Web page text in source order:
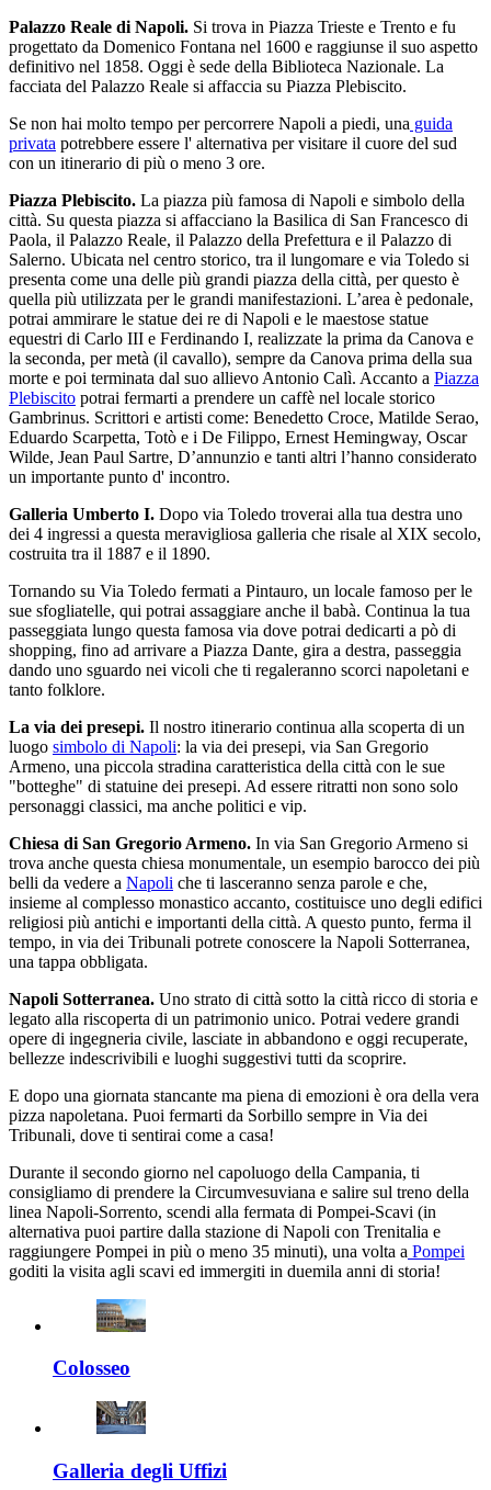
Palazzo Reale di Napoli. Si trova in Piazza Trieste e Trento e fu
progettato da Domenico Fontana nel 1600 e raggiunse il suo aspetto
definitivo nel 1858. Oggi è sede della Biblioteca Nazionale. La
facciata del Palazzo Reale si affaccia su Piazza Plebiscito.
Se non hai molto tempo per percorrere Napoli a piedi, una guida
privata potrebbere essere l' alternativa per visitare il cuore del sud
con un itinerario di più o meno 3 ore.
Piazza Plebiscito. La piazza più famosa di Napoli e simbolo della
città. Su questa piazza si affacciano la Basilica di San Francesco di
Paola, il Palazzo Reale, il Palazzo della Prefettura e il Palazzo di
Salerno. Ubicata nel centro storico, tra il lungomare e via Toledo si
presenta come una delle più grandi piazza della città, per questo è
quella più utilizzata per le grandi manifestazioni. L’area è pedonale,
potrai ammirare le statue dei re di Napoli e le maestose statue
equestri di Carlo III e Ferdinando I, realizzate la prima da Canova e
la seconda, per metà (il cavallo), sempre da Canova prima della sua
morte e poi terminata dal suo allievo Antonio Calì. Accanto a Piazza
Plebiscito potrai fermarti a prendere un caffè nel locale storico
Gambrinus. Scrittori e artisti come: Benedetto Croce, Matilde Serao,
Eduardo Scarpetta, Totò e i De Filippo, Ernest Hemingway, Oscar
Wilde, Jean Paul Sartre, D’annunzio e tanti altri l’hanno considerato
un importante punto d' incontro.
Galleria Umberto I. Dopo via Toledo troverai alla tua destra uno
dei 4 ingressi a questa meravigliosa galleria che risale al XIX secolo,
costruita tra il 1887 e il 1890.
Tornando su Via Toledo fermati a Pintauro, un locale famoso per le
sue sfogliatelle, qui potrai assaggiare anche il babà. Continua la tua
passeggiata lungo questa famosa via dove potrai dedicarti a pò di
shopping, fino ad arrivare a Piazza Dante, gira a destra, passeggia
dando uno sguardo nei vicoli che ti regaleranno scorci napoletani e
tanto folklore.
La via dei presepi. Il nostro itinerario continua alla scoperta di un
luogo simbolo di Napoli: la via dei presepi, via San Gregorio
Armeno, una piccola stradina caratteristica della città con le sue
"botteghe" di statuine dei presepi. Ad essere ritratti non sono solo
personaggi classici, ma anche politici e vip.
Chiesa di San Gregorio Armeno. In via San Gregorio Armeno si
trova anche questa chiesa monumentale, un esempio barocco dei più
belli da vedere a Napoli che ti lasceranno senza parole e che,
insieme al complesso monastico accanto, costituisce uno degli edifici
religiosi più antichi e importanti della città. A questo punto, ferma il
tempo, in via dei Tribunali potrete conoscere la Napoli Sotterranea,
una tappa obbligata.
Napoli Sotterranea. Uno strato di città sotto la città ricco di storia e
legato alla riscoperta di un patrimonio unico. Potrai vedere grandi
opere di ingegneria civile, lasciate in abbandono e oggi recuperate,
bellezze indescrivibili e luoghi suggestivi tutti da scoprire.
E dopo una giornata stancante ma piena di emozioni è ora della vera
pizza napoletana. Puoi fermarti da Sorbillo sempre in Via dei
Tribunali, dove ti sentirai come a casa!
Durante il secondo giorno nel capoluogo della Campania, ti
consigliamo di prendere la Circumvesuviana e salire sul treno della
linea Napoli-Sorrento, scendi alla fermata di Pompei-Scavi (in
alternativa puoi partire dalla stazione di Napoli con Trenitalia e
raggiungere Pompei in più o meno 35 minuti), una volta a Pompei
goditi la visita agli scavi ed immergiti in duemila anni di storia!
Colosseo
Galleria degli Uffizi